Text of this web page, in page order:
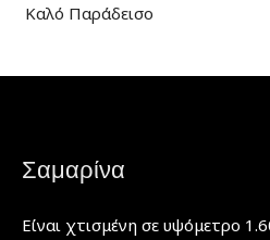
Καλό Παράδεισο
Σαμαρίνα
Είναι χτισμένη σε υψόμετρο